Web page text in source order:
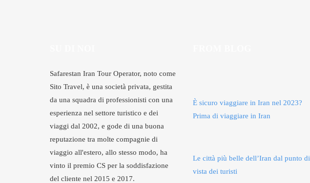
Safarestan Iran Tour Operator, noto come
Sito Travel, è una società privata, gestita
da una squadra di professionisti con una
esperienza nel settore turistico e dei
viaggi dal 2002, e gode di una buona
reputazione tra molte compagnie di
viaggio all'estero, allo stesso modo, ha
vinto il premio CS per la soddisfazione
del cliente nel 2015 e 2017.
È sicuro viaggiare in Iran nel 2023?
Prima di viaggiare in Iran
Le città più belle dell’Iran dal punto di
vista dei turisti